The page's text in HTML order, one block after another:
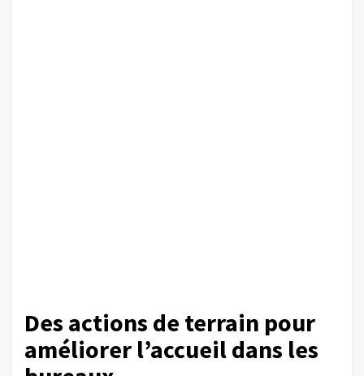
Des actions de terrain pour
améliorer l’accueil dans les